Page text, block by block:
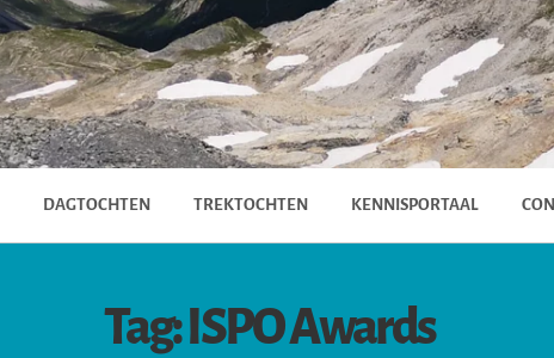
DAGTOCHTEN TREKTOCHTEN KENNISPORTAAL
Tag: ISPO Awards